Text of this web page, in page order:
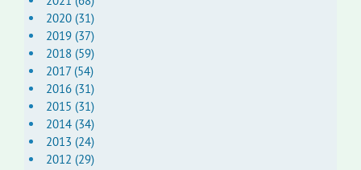
2020 (31)
2019 (37)
2018 (59)
2017 (54)
2016 (31)
2015 (31)
2014 (34)
2013 (24)
2012 (29)